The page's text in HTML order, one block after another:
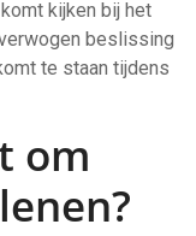
kijken bij het
beslissing
te staan tijdens
om